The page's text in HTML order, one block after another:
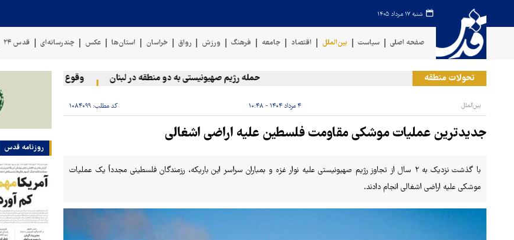
شنبه ۱۷ مرداد ۱۴۰۵
صفحه اصلی سیاست بین‌الملل اقتصاد جامعه فرهنگ ورزش رواق خراسان استان‌ها عکس چندرسانه‌ای قدس ۲۴
تحولات منطقه حمله رژیم صهیونیستی به دو منطقه در لبنان وقوع حادثه دریایی در
بین‌الملل ۴ مرداد ۱۴۰۴ - ۱۰:۴۸ کد مطلب: ۱۰۸۴۰۹۹
جدیدترین عملیات موشکی مقاومت فلسطین علیه اراضی اشغالی
با گذشت نزدیک به ۲ سال از تجاوز رژیم صهیونیستی علیه نوار غزه و بمباران سراسر این باریکه، رزمندگان فلسطینی مجدداً یک عملیات
موشکی علیه اراضی اشغالی انجام دادند.
روزنامه قدس